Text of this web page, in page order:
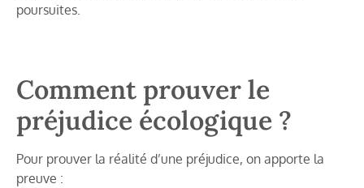
poursuites.
Comment prouver le
préjudice écologique ?
Pour prouver la réalité d’une préjudice, on apporte la
preuve :